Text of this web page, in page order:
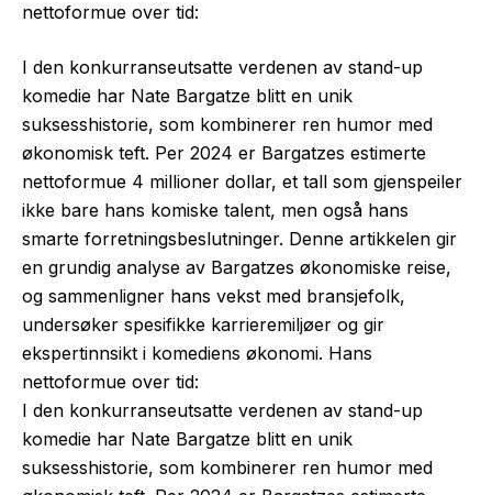
nettoformue over tid:
I den konkurranseutsatte verdenen av stand-up
komedie har Nate Bargatze blitt en unik
suksesshistorie, som kombinerer ren humor med
økonomisk teft. Per 2024 er Bargatzes estimerte
nettoformue 4 millioner dollar, et tall som gjenspeiler
ikke bare hans komiske talent, men også hans
smarte forretningsbeslutninger. Denne artikkelen gir
en grundig analyse av Bargatzes økonomiske reise,
og sammenligner hans vekst med bransjefolk,
undersøker spesifikke karrieremiljøer og gir
ekspertinnsikt i komediens økonomi. Hans
nettoformue over tid:
I den konkurranseutsatte verdenen av stand-up
komedie har Nate Bargatze blitt en unik
suksesshistorie, som kombinerer ren humor med